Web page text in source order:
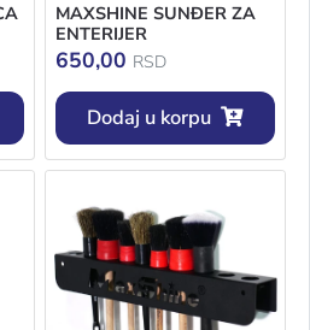
MAXSHINE SUNĐER ZA
ENTERIJER
650,00 RSD
Dodaj u korpu